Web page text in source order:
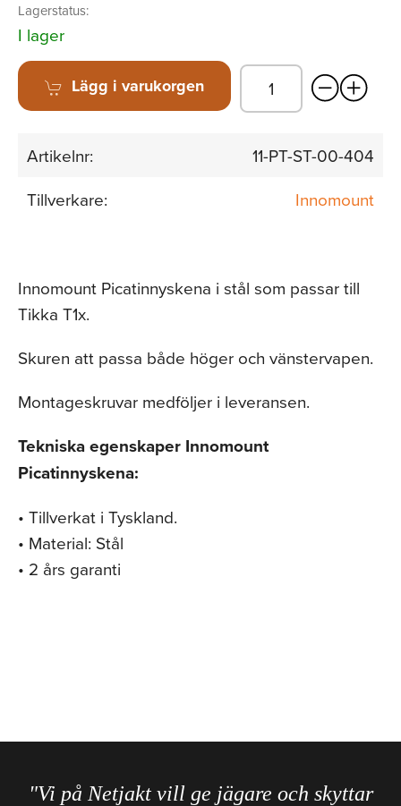
Lagerstatus:
I lager
Lägg i varukorgen
Artikelnr:
11-PT-ST-00-404
Tillverkare:
Innomount
Innomount Picatinnyskena i stål som passar till
Tikka T1x.
Skuren att passa både höger och vänstervapen.
Montageskruvar medföljer i leveransen.
Tekniska egenskaper Innomount
Picatinnyskena:
• Tillverkat i Tyskland.
• Material: Stål
• 2 års garanti
"Vi på Netjakt vill ge jägare och skyttar